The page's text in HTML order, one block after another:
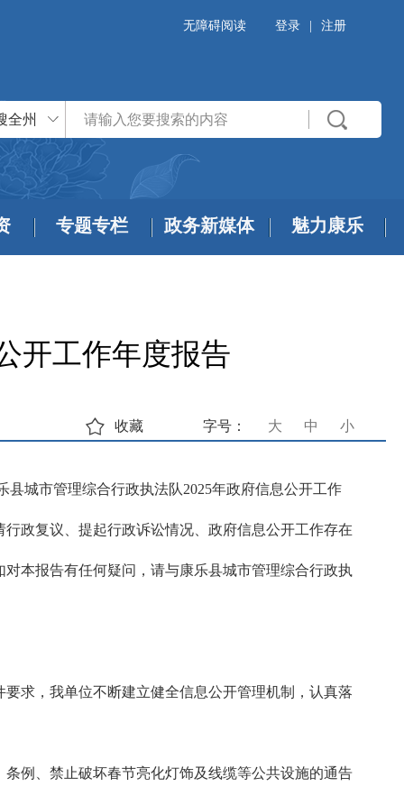
无障碍阅读 登录 注册
全州
专题专栏 政务新媒体 魅力康乐
开工作年度报告
字号： 大 中 小
收藏
城市管理综合行政执法队2025年政府信息公开工作
政复议、提起行政诉讼情况、政府信息公开工作存在
本报告有任何疑问，请与康乐县城市管理综合行政执
求，我单位不断建立健全信息公开管理机制，认真落
例、禁止破坏春节亮化灯饰及线缆等公共设施的通告